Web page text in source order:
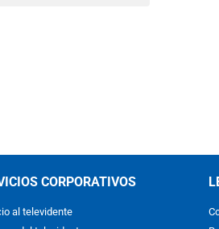
CORPORATIVOS
al televidente